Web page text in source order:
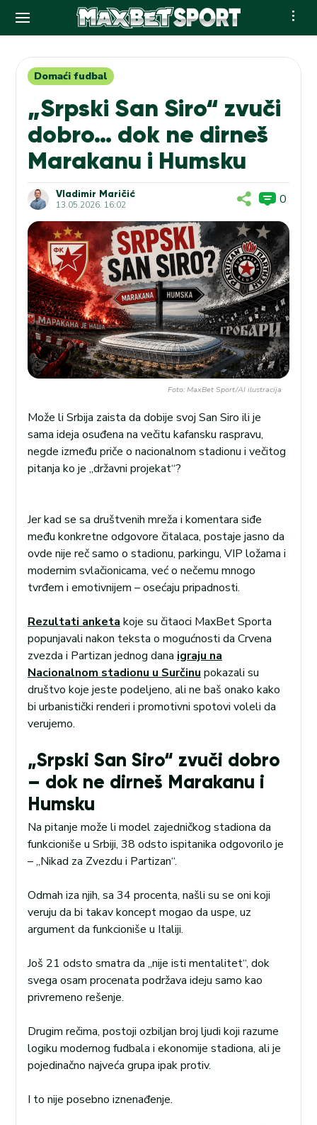
contentDomaći fudbal
„Srpski San Siro“ zvuči
dobro… dok ne dirneš
Marakanu i Humsku
Vladimir Maričić
13.05.2026. 16:02 0
Foto: MaxBet Sport/AI ilustracija
Može li Srbija zaista da dobije svoj San Siro ili je
sama ideja osuđena na večitu kafansku raspravu,
negde između priče o nacionalnom stadionu i večitog
pitanja ko je „državni projekat“?
Jer kad se sa društvenih mreža i komentara siđe
među konkretne odgovore čitalaca, postaje jasno da
ovde nije reč samo o stadionu, parkingu, VIP ložama i
modernim svlačionicama, već o nečemu mnogo
tvrđem i emotivnijem – osećaju pripadnosti.
Rezultati anketa koje su čitaoci MaxBet Sporta
popunjavali nakon teksta o mogućnosti da Crvena
zvezda i Partizan jednog dana igraju na
Nacionalnom stadionu u Surčinu pokazali su
društvo koje jeste podeljeno, ali ne baš onako kako
bi urbanistički renderi i promotivni spotovi voleli da
verujemo.
„Srpski San Siro“ zvuči dobro
– dok ne dirneš Marakanu i
Humsku
Na pitanje može li model zajedničkog stadiona da
funkcioniše u Srbiji, 38 odsto ispitanika odgovorilo je
– „Nikad za Zvezdu i Partizan“.
Odmah iza njih, sa 34 procenta, našli su se oni koji
veruju da bi takav koncept mogao da uspe, uz
argument da funkcioniše u Italiji.
Još 21 odsto smatra da „nije isti mentalitet“, dok
svega osam procenata podržava ideju samo kao
privremeno rešenje.
Drugim rečima, postoji ozbiljan broj ljudi koji razume
logiku modernog fudbala i ekonomije stadiona, ali je
pojedinačno najveća grupa ipak protiv.
I to nije posebno iznenađenje.